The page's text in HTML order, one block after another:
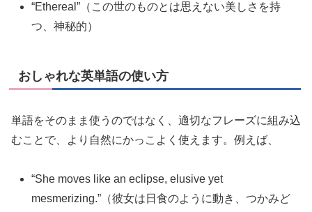
“Ethereal”（この世のものとは思えない美しさを持
つ、神秘的）
おしゃれな英単語の使い方
単語をそのまま使うのではなく、適切なフレーズに組み込
むことで、より自然にかっこよく使えます。例えば、
“She moves like an eclipse, elusive yet
mesmerizing.”（彼女は日食のように動き、つかみど